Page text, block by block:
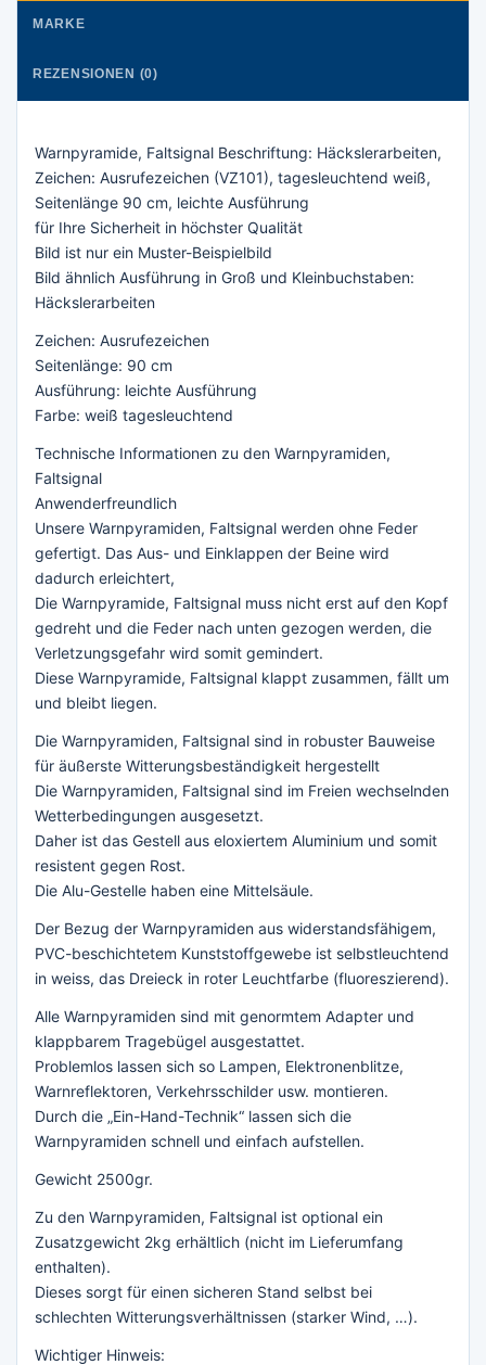
MARKE
REZENSIONEN (0)
Warnpyramide, Faltsignal Beschriftung: Häckslerarbeiten,
Zeichen: Ausrufezeichen (VZ101), tagesleuchtend weiß,
Seitenlänge 90 cm, leichte Ausführung
für Ihre Sicherheit in höchster Qualität
Bild ist nur ein Muster-Beispielbild
Bild ähnlich Ausführung in Groß und Kleinbuchstaben:
Häckslerarbeiten
Zeichen: Ausrufezeichen
Seitenlänge: 90 cm
Ausführung: leichte Ausführung
Farbe: weiß tagesleuchtend
Technische Informationen zu den Warnpyramiden,
Faltsignal
Anwenderfreundlich
Unsere Warnpyramiden, Faltsignal werden ohne Feder
gefertigt. Das Aus- und Einklappen der Beine wird
dadurch erleichtert,
Die Warnpyramide, Faltsignal muss nicht erst auf den Kopf
gedreht und die Feder nach unten gezogen werden, die
Verletzungsgefahr wird somit gemindert.
Diese Warnpyramide, Faltsignal klappt zusammen, fällt um
und bleibt liegen.
Die Warnpyramiden, Faltsignal sind in robuster Bauweise
für äußerste Witterungsbeständigkeit hergestellt
Die Warnpyramiden, Faltsignal sind im Freien wechselnden
Wetterbedingungen ausgesetzt.
Daher ist das Gestell aus eloxiertem Aluminium und somit
resistent gegen Rost.
Die Alu-Gestelle haben eine Mittelsäule.
Der Bezug der Warnpyramiden aus widerstandsfähigem,
PVC-beschichtetem Kunststoffgewebe ist selbstleuchtend
in weiss, das Dreieck in roter Leuchtfarbe (fluoreszierend).
Alle Warnpyramiden sind mit genormtem Adapter und
klappbarem Tragebügel ausgestattet.
Problemlos lassen sich so Lampen, Elektronenblitze,
Warnreflektoren, Verkehrsschilder usw. montieren.
Durch die „Ein-Hand-Technik“ lassen sich die
Warnpyramiden schnell und einfach aufstellen.
Gewicht 2500gr.
Zu den Warnpyramiden, Faltsignal ist optional ein
Zusatzgewicht 2kg erhältlich (nicht im Lieferumfang
enthalten).
Dieses sorgt für einen sicheren Stand selbst bei
schlechten Witterungsverhältnissen (starker Wind, …).
Wichtiger Hinweis: